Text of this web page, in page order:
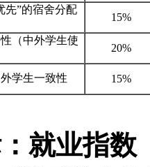
先”的宿舍分配
15%
（中外学生使
20%
学生一致性 15%
就业指数